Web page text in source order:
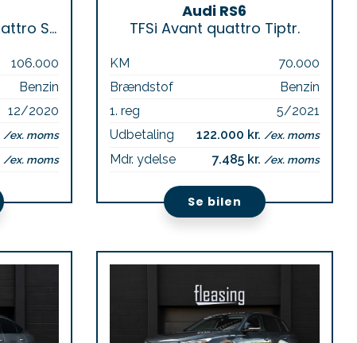
TFSi e S-line Avant quattro S-tr.
106.000
Benzin
12/2020
/ex. moms
/ex. moms
Audi RS6
TFSi Avant quattro Tiptr.
KM
70.000
Brændstof
Benzin
1. reg
5/2021
Udbetaling
122.000 kr. /ex. moms
Mdr. ydelse 7.485 kr. /ex. moms
Se bilen